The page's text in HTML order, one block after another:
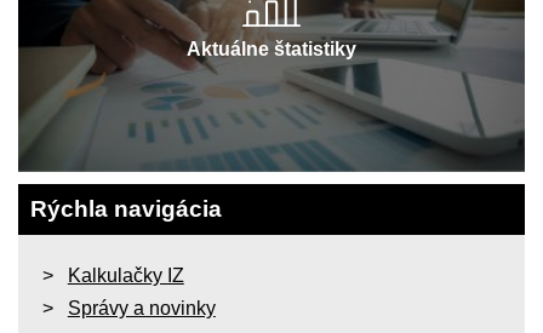
Aktuálne štatistiky
Rýchla navigácia
Kalkulačky IZ
Správy a novinky